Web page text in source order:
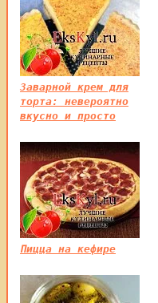
Заварной крем для
торта: невероятно
вкусно и просто
Пицца на кефире